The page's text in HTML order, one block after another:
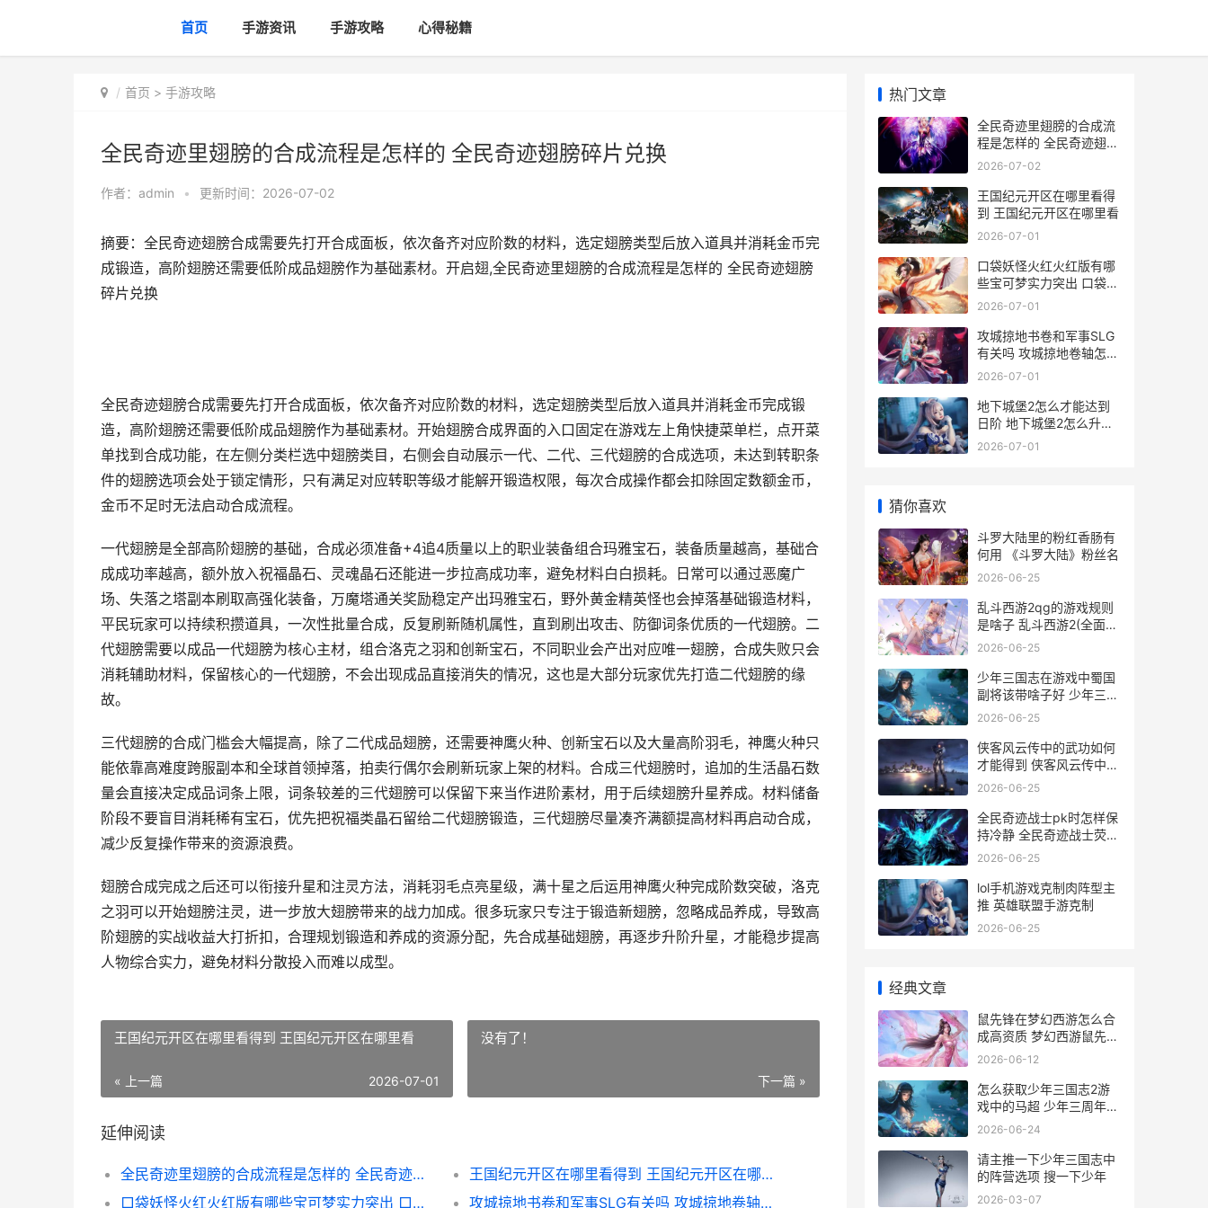
首页 手游资讯 手游攻略 心得秘籍
首页 > 手游攻略
全民奇迹里翅膀的合成流程是怎样的 全民奇迹翅膀碎片兑换
作者： admin • 更新时间：2026-07-02
摘要：全民奇迹翅膀合成需要先打开合成面板，依次备齐对应阶数的材料，选定翅膀类型后放入道具并消耗金币完
成锻造，高阶翅膀还需要低阶成品翅膀作为基础素材。开启翅,全民奇迹里翅膀的合成流程是怎样的 全民奇迹翅膀
碎片兑换
全民奇迹翅膀合成需要先打开合成面板，依次备齐对应阶数的材料，选定翅膀类型后放入道具并消耗金币完成锻
造，高阶翅膀还需要低阶成品翅膀作为基础素材。开始翅膀合成界面的入口固定在游戏左上角快捷菜单栏，点开菜
单找到合成功能，在左侧分类栏选中翅膀类目，右侧会自动展示一代、二代、三代翅膀的合成选项，未达到转职条
件的翅膀选项会处于锁定情形，只有满足对应转职等级才能解开锻造权限，每次合成操作都会扣除固定数额金币，
金币不足时无法启动合成流程。
一代翅膀是全部高阶翅膀的基础，合成必须准备+4追4质量以上的职业装备组合玛雅宝石，装备质量越高，基础合
成成功率越高，额外放入祝福晶石、灵魂晶石还能进一步拉高成功率，避免材料白白损耗。日常可以通过恶魔广
场、失落之塔副本刷取高强化装备，万魔塔通关奖励稳定产出玛雅宝石，野外黄金精英怪也会掉落基础锻造材料，
平民玩家可以持续积攒道具，一次性批量合成，反复刷新随机属性，直到刷出攻击、防御词条优质的一代翅膀。二
代翅膀需要以成品一代翅膀为核心主材，组合洛克之羽和创新宝石，不同职业会产出对应唯一翅膀，合成失败只会
消耗辅助材料，保留核心的一代翅膀，不会出现成品直接消失的情况，这也是大部分玩家优先打造二代翅膀的缘
故。
三代翅膀的合成门槛会大幅提高，除了二代成品翅膀，还需要神鹰火种、创新宝石以及大量高阶羽毛，神鹰火种只
能依靠高难度跨服副本和全球首领掉落，拍卖行偶尔会刷新玩家上架的材料。合成三代翅膀时，追加的生活晶石数
量会直接决定成品词条上限，词条较差的三代翅膀可以保留下来当作进阶素材，用于后续翅膀升星养成。材料储备
阶段不要盲目消耗稀有宝石，优先把祝福类晶石留给二代翅膀锻造，三代翅膀尽量凑齐满额提高材料再启动合成，
减少反复操作带来的资源浪费。
翅膀合成完成之后还可以衔接升星和注灵方法，消耗羽毛点亮星级，满十星之后运用神鹰火种完成阶数突破，洛克
之羽可以开始翅膀注灵，进一步放大翅膀带来的战力加成。很多玩家只专注于锻造新翅膀，忽略成品养成，导致高
阶翅膀的实战收益大打折扣，合理规划锻造和养成的资源分配，先合成基础翅膀，再逐步升阶升星，才能稳步提高
人物综合实力，避免材料分散投入而难以成型。
王国纪元开区在哪里看得到 王国纪元开区在哪里看
« 上一篇 2026-07-01
没有了！
下一篇 »
延伸阅读
全民奇迹里翅膀的合成流程是怎样的 全民奇迹翅膀碎片兑换
王国纪元开区在哪里看得到 王国纪元开区在哪里看
口袋妖怪火红火红版有哪些宝可梦实力突出 口袋妖怪火红火箭队仓库密码
攻城掠地书卷和军事SLG有关吗 攻城掠地卷轴怎么用
热门文章
全民奇迹里翅膀的合成流
程是怎样的 全民奇迹翅膀
碎片兑换
2026-07-02
王国纪元开区在哪里看得
到 王国纪元开区在哪里看
2026-07-01
口袋妖怪火红火红版有哪
些宝可梦实力突出 口袋妖
怪火红火箭队仓库密码
2026-07-01
攻城掠地书卷和军事SLG
有关吗 攻城掠地卷轴怎么
用
2026-07-01
地下城堡2怎么才能达到
日阶 地下城堡2怎么升锻
造最划算
2026-07-01
猜你喜欢
斗罗大陆里的粉红香肠有
何用 《斗罗大陆》粉丝名
2026-06-25
乱斗西游2qg的游戏规则
是啥子 乱斗西游2(全面革
新)
2026-06-25
少年三国志在游戏中蜀国
副将该带啥子好 少年三国
志在游戏哪里玩
2026-06-25
侠客风云传中的武功如何
才能得到 侠客风云传中的
门派
2026-06-25
全民奇迹战士pk时怎样保
持冷静 全民奇迹战士荧石
最强组合搭配
2026-06-25
lol手机游戏克制肉阵型主
推 英雄联盟手游克制
2026-06-25
经典文章
鼠先锋在梦幻西游怎么合
成高资质 梦幻西游鼠先锋
为什么那么贵
2026-06-12
怎么获取少年三国志2游
戏中的马超 少年三周年兑
换码
2026-06-24
请主推一下少年三国志中
的阵营选项 搜一下少年
2026-03-07